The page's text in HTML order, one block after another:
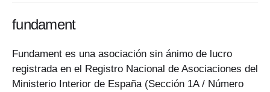
fundament
Fundament es una asociación sin ánimo de lucro
registrada en el Registro Nacional de Asociaciones del
Ministerio Interior de España (Sección 1A / Número